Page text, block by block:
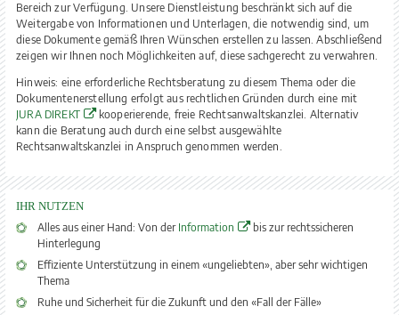
Bereich zur Verfügung. Unsere Dienstleistung beschränkt sich auf die
Weitergabe von Informationen und Unterlagen, die notwendig sind, um
diese Dokumente gemäß Ihren Wünschen erstellen zu lassen. Abschließend
zeigen wir Ihnen noch Möglichkeiten auf, diese sachgerecht zu verwahren.
Hinweis: eine erforderliche Rechtsberatung zu diesem Thema oder die
Dokumentenerstellung erfolgt aus rechtlichen Gründen durch eine mit
JURA DIREKT
kooperierende, freie Rechtsanwaltskanzlei. Alternativ
kann die Beratung auch durch eine selbst ausgewählte
Rechtsanwaltskanzlei in Anspruch genommen werden.
IHR NUTZEN
Alles aus einer Hand: Von der Information
bis zur rechtssicheren
Hinterlegung
Effiziente Unterstützung in einem «ungeliebten», aber sehr wichtigen
Thema
Ruhe und Sicherheit für die Zukunft und den «Fall der Fälle»